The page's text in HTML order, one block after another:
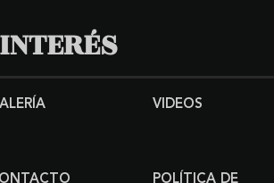
VIDEOS
POLÍTICA DE